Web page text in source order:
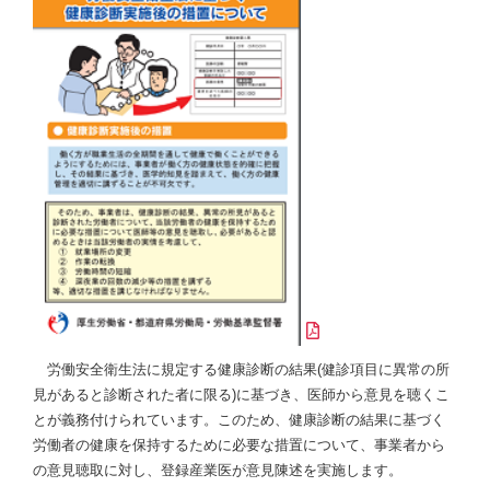
労働安全衛生法に規定する健康診断の結果(健診項目に異常の所
見があると診断された者に限る)に基づき、医師から意見を聴くこ
とが義務付けられています。このため、健康診断の結果に基づく
労働者の健康を保持するために必要な措置について、事業者から
の意見聴取に対し、登録産業医が意見陳述を実施します。